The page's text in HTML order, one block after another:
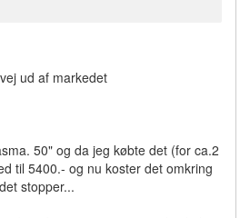
ud af markedet
50" og da jeg købte det (for ca.2
til 5400.- og nu koster det omkring
stopper...